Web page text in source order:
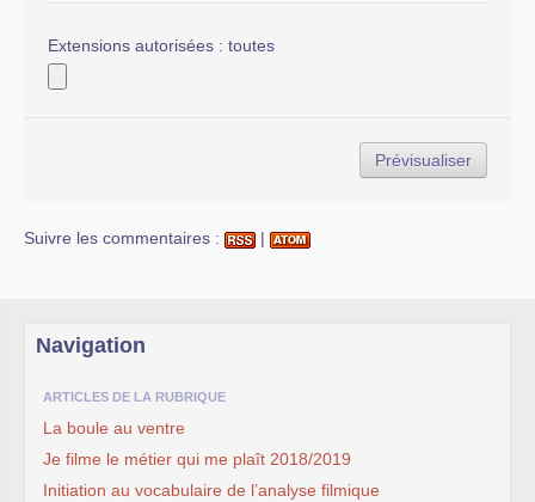
Extensions autorisées : toutes
Suivre les commentaires : |
Navigation
ARTICLES DE LA RUBRIQUE
La boule au ventre
Je filme le métier qui me plaît 2018/2019
Initiation au vocabulaire de l’analyse filmique